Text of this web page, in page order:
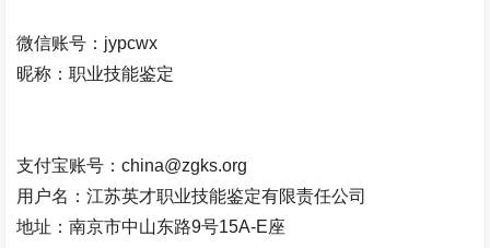
微信账号：jypcwx
昵称：职业技能鉴定
支付宝账号：china@zgks.org
用户名：江苏英才职业技能鉴定有限责任公司
地址：南京市中山东路9号15A-E座